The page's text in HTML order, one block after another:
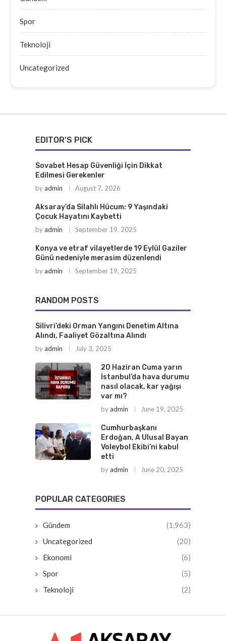
Spor
Teknoloji
Uncategorized
EDITOR'S PICK
Sovabet Hesap Güvenliği İçin Dikkat
Edilmesi Gerekenler
byadmin August 7, 2026
Aksaray’da Silahlı Hücum: 9 Yaşındaki
Çocuk Hayatını Kaybetti
byadmin September 19, 2025
Konya ve etraf vilayetlerde 19 Eylül Gaziler
Günü nedeniyle merasim düzenlendi
byadmin September 19, 2025
RANDOM POSTS
Silivri’deki Orman Yangını Denetim Altına
Alındı, Faaliyet Gözaltına Alındı
byadmin July 3, 2025
20 Haziran Cuma yarın
İstanbul’da hava durumu
nasıl olacak, kar yağışı
var mı?
byadmin June 19, 2025
Cumhurbaşkanı
Erdoğan, A Ulusal Bayan
Voleybol Ekibi’ni kabul
etti
byadmin June 20, 2025
POPULAR CATEGORIES
Gündem
(1,963)
Uncategorized
(20)
Ekonomi
(6)
Spor
(5)
Teknoloji
(2)